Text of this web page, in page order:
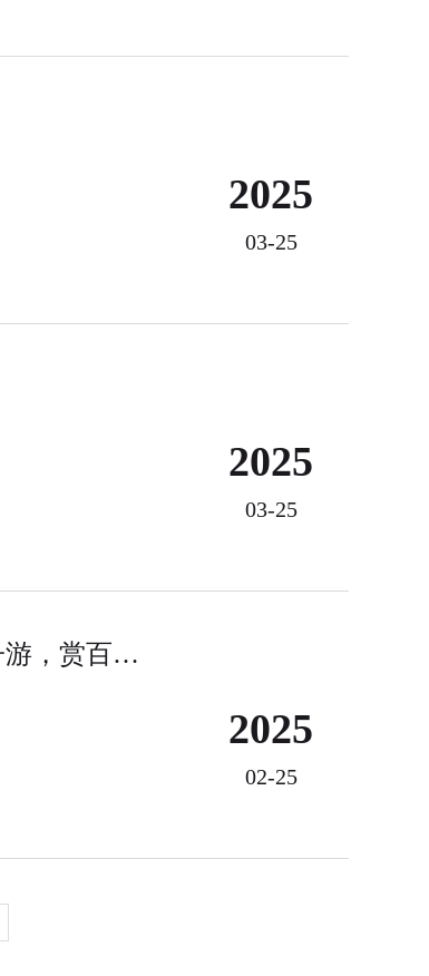
2025
03-25
2025
03-25
春风十里，不如踏春、赏花遇见你丨户外运动，亲子游，赏百亩梅花，拔竹笋，挖野菜丨泉鹭山庄春游踏春活动方案
2025
02-25